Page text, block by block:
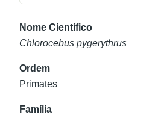
Nome Científico
Chlorocebus pygerythrus
Ordem
Primates
Família